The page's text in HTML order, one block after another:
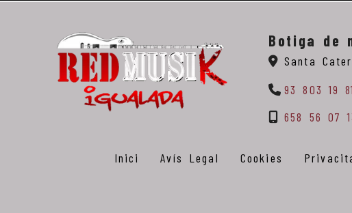
Botiga de
Santa
93 803 19 81
658 56 07
Inici Avís Legal Cookies